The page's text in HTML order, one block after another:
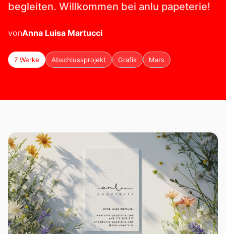
begleiten. Willkommen bei anlu papeterie!
vonAnna Luisa Martucci
7 Werke Abschlussprojekt Grafik Mars